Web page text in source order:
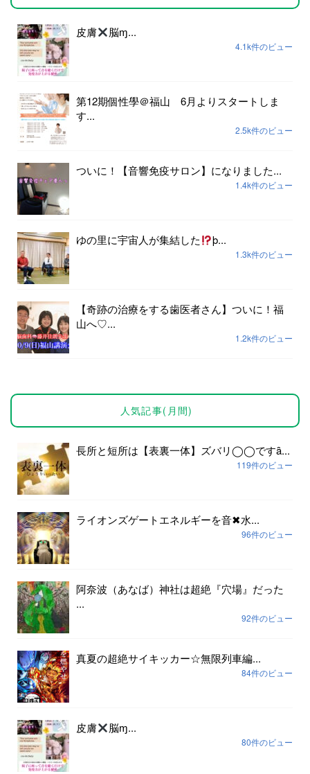
皮膚 脳ɱ...
4.1k件のビュー
第12期個性學＠福山 6月よりスタートしま
す...
2.5k件のビュー
ついに！【音響免疫サロン】になりました...
1.4k件のビュー
ゆの里に宇宙人が集結した þ...
1.3k件のビュー
【奇跡の治療をする歯医者さん】ついに！福
山へ♡...
1.2k件のビュー
人気記事(月間)
長所と短所は【表裏一体】ズバリ◯◯ですȃ...
119件のビュー
ライオンズゲートエネルギーを音✖︎水...
96件のビュー
阿奈波（あなば）神社は超絶『穴場』だった
...
92件のビュー
真夏の超絶サイキッカー☆無限列車編...
84件のビュー
皮膚 脳ɱ...
80件のビュー